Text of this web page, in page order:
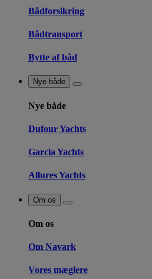
Bådforsikring
Bådtransport
Bytte af båd
Nye både
Nye både
Dufour Yachts
Garcia Yachts
Allures Yachts
Om os
Om os
Om Navark
Vores mæglere